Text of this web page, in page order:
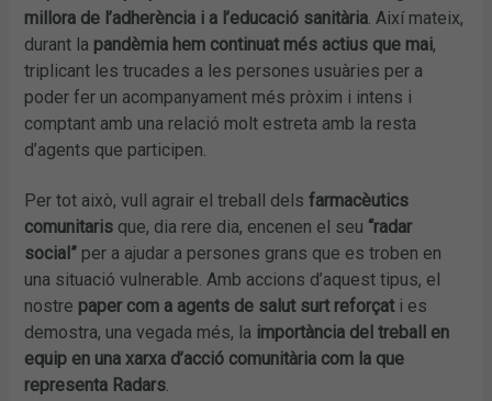
millora de l’adherència i a l’educació sanitària. Així mateix,
durant la pandèmia hem continuat més actius que mai,
triplicant les trucades a les persones usuàries per a
poder fer un acompanyament més pròxim i intens i
comptant amb una relació molt estreta amb la resta
d’agents que participen.
Per tot això, vull agrair el treball delsfarmacèutics
comunitaris que, dia rere dia, encenen el seu “radar
social” per a ajudar a persones grans que es troben en
una situació vulnerable. Amb accions d’aquest tipus, el
nostre paper com a agents de salut surt reforçati es
demostra, una vegada més, la importància del treball en
equip en una xarxa d’acció comunitària com la que
representa Radars